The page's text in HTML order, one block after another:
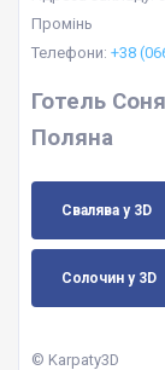
Промінь
Телефони: +38
Готель
Поляна
Свалява у 3D
Солочин у 3D
© Karpaty3D